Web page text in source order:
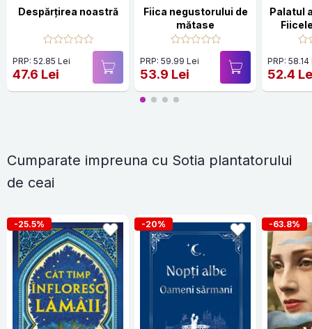
Despărțirea noastră
PRP: 52.85 Lei
47.6 Lei
Fiica negustorului de
mătase
PRP: 59.99 Lei
53.9 Lei
Palatul
PRP:
52.4
Cumparate impreuna cu Sotia plantatorului
de ceai
-25.5% -20% -63.8%